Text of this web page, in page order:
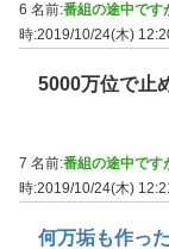
6 名前:番組の途中です
時:2019/10/24(木)
5000万位で止
7 名前:番組の途中です
時:2019/10/24(木)
何万垢も作っ